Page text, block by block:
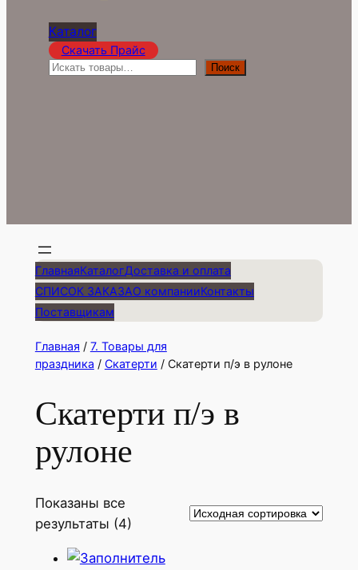
Каталог
Скачать Прайс
П
Поиск
ГлавнаяКаталогДоставка и оплата
СПИСОК ЗАКАЗАО компанииКонтакты
Поставщикам
Главная / 7. Товары для
праздника / Скатерти / Скатерти п/э в рулоне
Скатерти п/э в
рулоне
Показаны все
результаты (4)